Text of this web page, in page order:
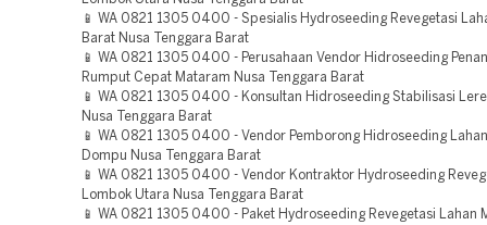
📱 WA 0821 1305 0400 - Spesialis Hydroseeding Revegetasi
Barat Nusa Tenggara Barat
📱 WA 0821 1305 0400 - Perusahaan Vendor Hidroseeding
Rumput Cepat Mataram Nusa Tenggara Barat
📱 WA 0821 1305 0400 - Konsultan Hidroseeding Stabilisasi
Nusa Tenggara Barat
📱 WA 0821 1305 0400 - Vendor Pemborong Hidroseeding
Dompu Nusa Tenggara Barat
📱 WA 0821 1305 0400 - Vendor Kontraktor Hydroseeding
Lombok Utara Nusa Tenggara Barat
📱 WA 0821 1305 0400 - Paket Hydroseeding Revegetasi Lahan